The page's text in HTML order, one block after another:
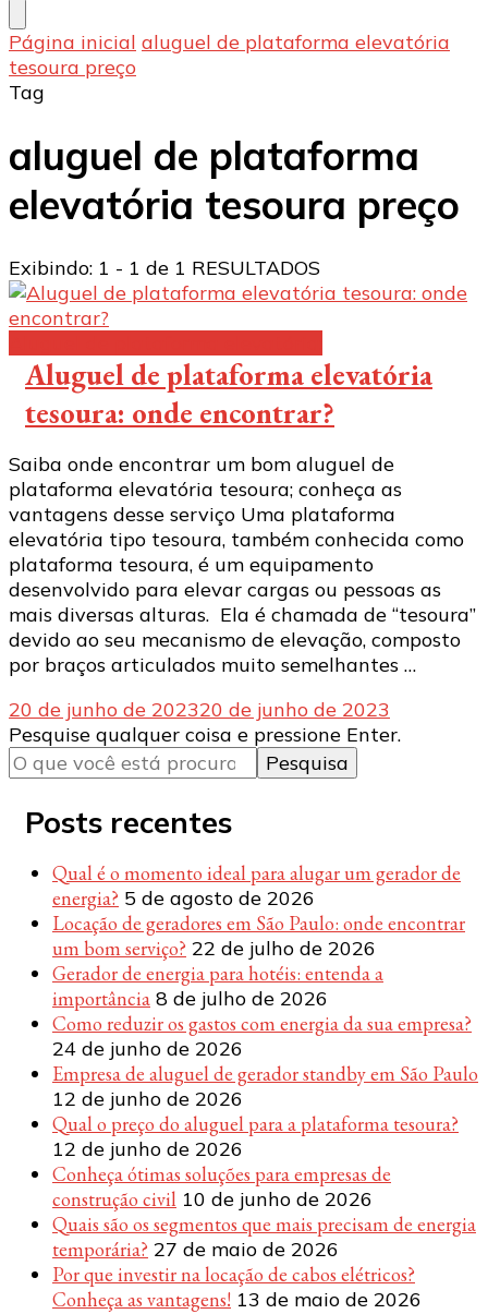
Página inicial aluguel de plataforma elevatória
tesoura preço
Tag
aluguel de plataforma
elevatória tesoura preço
Exibindo: 1 - 1 de 1 RESULTADOS
Aluguel de plataforma elevatória
tesoura: onde encontrar?
Saiba onde encontrar um bom aluguel de
plataforma elevatória tesoura; conheça as
vantagens desse serviço Uma plataforma
elevatória tipo tesoura, também conhecida como
plataforma tesoura, é um equipamento
desenvolvido para elevar cargas ou pessoas as
mais diversas alturas. Ela é chamada de “tesoura”
devido ao seu mecanismo de elevação, composto
por braços articulados muito semelhantes …
20 de junho de 202320 de junho de 2023
Procurando
algo?
Pesquise qualquer coisa e pressione Enter.
Posts recentes
Qual é o momento ideal para alugar um gerador de
energia? 5 de agosto de 2026
Locação de geradores em São Paulo: onde encontrar
um bom serviço? 22 de julho de 2026
Gerador de energia para hotéis: entenda a
importância 8 de julho de 2026
Como reduzir os gastos com energia da sua empresa?
24 de junho de 2026
Empresa de aluguel de gerador standby em São Paulo
12 de junho de 2026
Qual o preço do aluguel para a plataforma tesoura?
12 de junho de 2026
Conheça ótimas soluções para empresas de
construção civil 10 de junho de 2026
Quais são os segmentos que mais precisam de energia
temporária? 27 de maio de 2026
Por que investir na locação de cabos elétricos?
Conheça as vantagens! 13 de maio de 2026